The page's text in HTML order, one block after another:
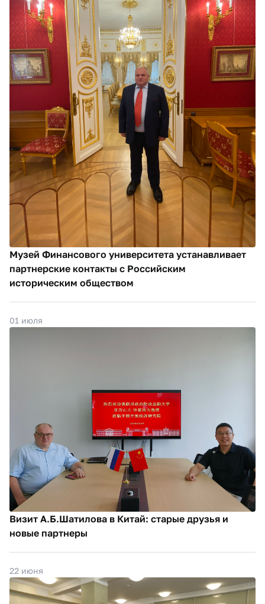
Музей Финансового университета устанавливает
партнерские контакты с Российским
историческим обществом
01 июля
Визит А.Б.Шатилова в Китай: старые друзья и
новые партнеры
22 июня